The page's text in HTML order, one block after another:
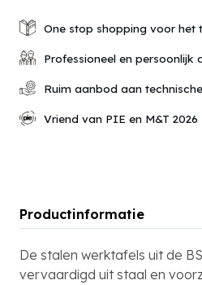
One stop shopping voor het
Professioneel en persoonlijk
Ruim aanbod aan
Vriend van PIE en M&T 2026
Productinformatie
De stalen werktafels uit de
vervaardigd uit staal en